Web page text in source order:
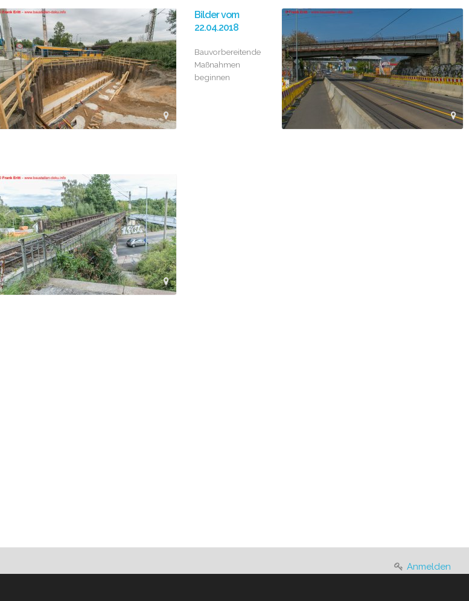
Bilder vom
22.04.2018
Bauvorbereitende
Maßnahmen
beginnen
Anmelden